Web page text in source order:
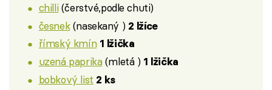
chilli(čerstvé,podle chuti)
česnek(nasekaný ) 2 lžíce
římský kmín 1 lžička
uzená paprika(mletá ) 1 lžička
bobkový list 2 ks